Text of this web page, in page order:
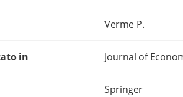
Verme P.
in Journal of
Springer